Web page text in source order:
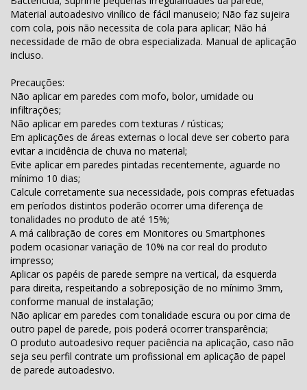
Material autoadesivo vinílico de fácil manuseio; Não faz sujeira
com cola, pois não necessita de cola para aplicar; Não há
necessidade de mão de obra especializada. Manual de aplicação
incluso.
Precauções:
Não aplicar em paredes com mofo, bolor, umidade ou
infiltrações;
Não aplicar em paredes com texturas / rústicas;
Em aplicações de áreas externas o local deve ser coberto para
evitar a incidência de chuva no material;
Evite aplicar em paredes pintadas recentemente, aguarde no
mínimo 10 dias;
Calcule corretamente sua necessidade, pois compras efetuadas
em períodos distintos poderão ocorrer uma diferença de
tonalidades no produto de até 15%;
A má calibração de cores em Monitores ou Smartphones
podem ocasionar variação de 10% na cor real do produto
impresso;
Aplicar os papéis de parede sempre na vertical, da esquerda
para direita, respeitando a sobreposição de no mínimo 3mm,
conforme manual de instalação;
Não aplicar em paredes com tonalidade escura ou por cima de
outro papel de parede, pois poderá ocorrer transparência;
O produto autoadesivo requer paciência na aplicação, caso não
seja seu perfil contrate um profissional em aplicação de papel
de parede autoadesivo.